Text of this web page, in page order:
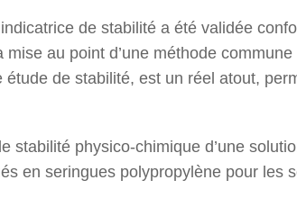
de stabilité a été validée
mise au point d’une méthode
étude de stabilité, est un réel atout,
stabilité physico-chimique d’une
en seringues polypropylène pour les